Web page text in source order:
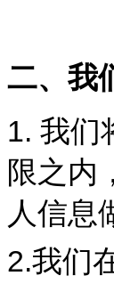
二、我
1. 我们
限之内
人信息
2.我们